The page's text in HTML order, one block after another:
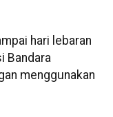
hari lebaran
Bandara
menggunakan